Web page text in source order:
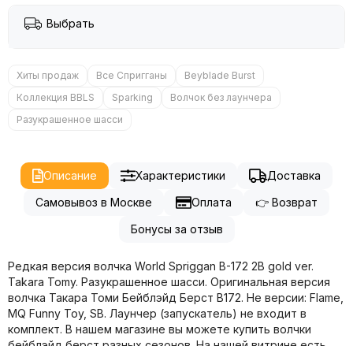
Выбрать
Хиты продаж Все Спригганы
Beyblade Burst
Коллекция BBLS
Sparking
Волчок без лаунчера
Разукрашенное шасси
Описание Характеристики
Доставка
Самовывоз в Москве
Оплата
👉 Возврат
Бонусы за отзыв
Редкая версия волчка World Spriggan B-172 2B gold ver.
Takara Tomy. Разукрашенное шасси. Оригинальная версия
волчка Такара Томи Бейблэйд Берст B172. Не версии: Flame,
MQ Funny Toy, SB. Лаунчер (запускатель) не входит в
комплект. В нашем магазине вы можете купить волчки